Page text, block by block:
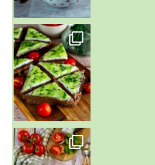
~ SALADE DE PÂTES AUX DEUX TOMATES THON ET BURRA